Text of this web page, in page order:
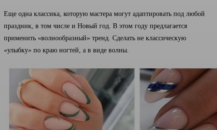
Еще одна классика, которую мастера могут адаптировать под любой
праздник, в том числе и Новый год. В этом году предлагается
применить «волнообразный» тренд. Сделать не классическую
«улыбку» по краю ногтей, а в виде волны.